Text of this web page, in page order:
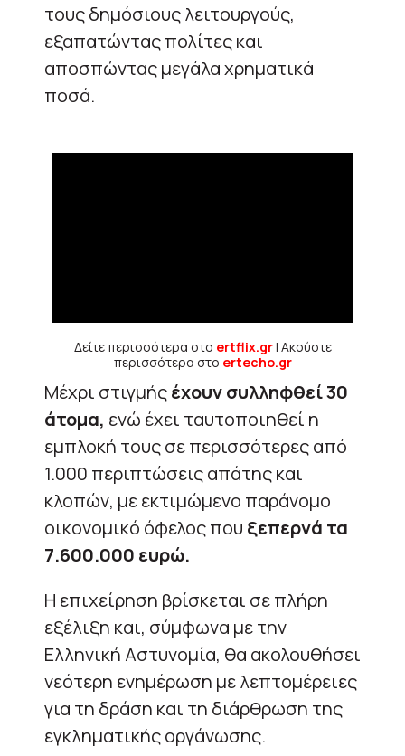
τους δημόσιους λειτουργούς,
εξαπατώντας πολίτες και
αποσπώντας μεγάλα χρηματικά
ποσά.
Δείτε περισσότερα στο ertflix.gr| Ακούστε
περισσότερα στο ertecho.gr
Μέχρι στιγμήςέχουν συλληφθεί 30
άτομα, ενώ έχει ταυτοποιηθεί η
εμπλοκή τους σε περισσότερες από
1.000 περιπτώσεις απάτης και
κλοπών, με εκτιμώμενο παράνομο
οικονομικό όφελος που ξεπερνά τα
7.600.000 ευρώ.
Η επιχείρηση βρίσκεται σε πλήρη
εξέλιξη και, σύμφωνα με την
Ελληνική Αστυνομία, θα ακολουθήσει
νεότερη ενημέρωση με λεπτομέρειες
για τη δράση και τη διάρθρωση της
εγκληματικής οργάνωσης.